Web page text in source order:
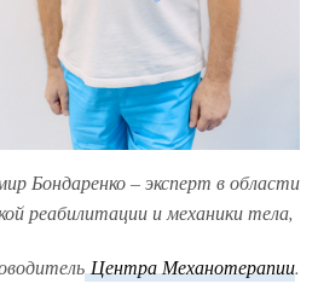
Бондаренко – эксперт в области
реабилитации и механики тела,
Центра Механотерапии.